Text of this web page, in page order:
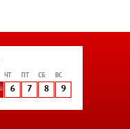
ЧТ СБ ВС
6 7 8 9